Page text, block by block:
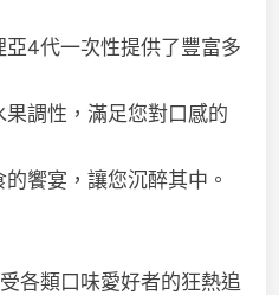
4代一次性提供了豐富多
調性，滿足您對口感的
饗宴，讓您沉醉其中。
各類口味愛好者的狂熱追